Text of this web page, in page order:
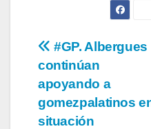
Navegación
de
entradas
#GP. Albergues
continúan
apoyando a
gomezpalatinos
situación